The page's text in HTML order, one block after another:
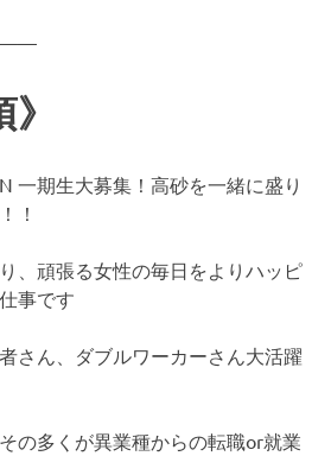
一期生大募集！高砂を一緒に盛り
！
、頑張る女性の毎日をよりハッピ
事です
さん、ダブルワーカーさん大活躍
の多くが異業種からの転職or就業